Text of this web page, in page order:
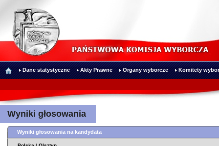
Dane statystyczne Akty Prawne Organy wyborcze Komitety
Wyniki głosowania
Wyniki głosowania na kandydata